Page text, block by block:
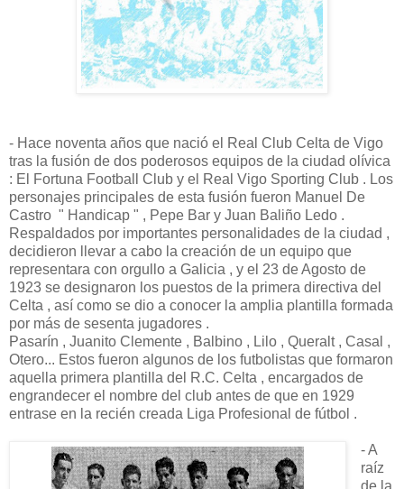
- Hace noventa años que nació el Real Club Celta de Vigo
tras la fusión de dos poderosos equipos de la ciudad olívica
: El Fortuna Football Club y el Real Vigo Sporting Club . Los
personajes principales de esta fusión fueron Manuel De
Castro " Handicap " , Pepe Bar y Juan Baliño Ledo .
Respaldados por importantes personalidades de la ciudad ,
decidieron llevar a cabo la creación de un equipo que
representara con orgullo a Galicia , y el 23 de Agosto de
1923 se designaron los puestos de la primera directiva del
Celta , así como se dio a conocer la amplia plantilla formada
por más de sesenta jugadores .
Pasarín , Juanito Clemente , Balbino , Lilo , Queralt , Casal ,
Otero... Estos fueron algunos de los futbolistas que formaron
aquella primera plantilla del R.C. Celta , encargados de
engrandecer el nombre del club antes de que en 1929
entrase en la recién creada Liga Profesional de fútbol .
- A
raíz
de la